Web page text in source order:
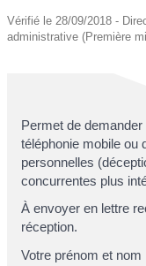
Vérifié le 28/09/2018 -
administrative (Première
Permet de
téléphonie mobile ou
personnelles
concurrentes plus
À envoyer en lettre
réception.
Votre prénom et nom